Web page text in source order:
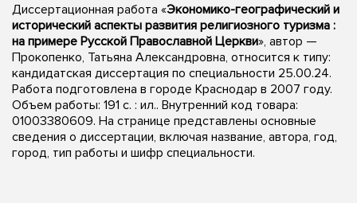
Диссертационная работа «Экономико-географический и
исторический аспекты развития религиозного туризма :
на примере Русской Православной Церкви», автор —
Прокопенко, Татьяна Александровна, относится к типу:
кандидатская диссертация по специальности 25.00.24.
Работа подготовлена в городе Краснодар в 2007 году.
Объем работы: 191 с. : ил.. Внутренний код товара:
01003380609. На странице представлены основные
сведения о диссертации, включая название, автора, год,
город, тип работы и шифр специальности.